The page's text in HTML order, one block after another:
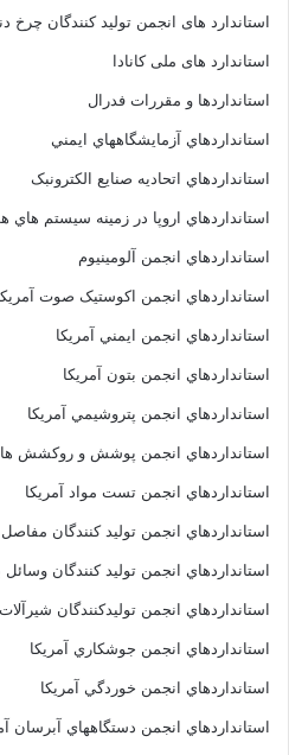
استاندارد های انجمن توليد کنندگان چرخ
استاندارد های ملی کانادا
استانداردها و مقررات فدرال
استانداردهاي آزمايشگاههاي ايمني
استانداردهاي اتحاديه صنايع الکترونبک
استانداردهاي اروپا در زمينه سيستم هاي
استانداردهاي انجمن آلومينيوم
استانداردهاي انجمن اکوستيک صوت
استانداردهاي انجمن ايمني آمريکا
استانداردهاي انجمن بتون آمريکا
استانداردهاي انجمن پتروشيمي آمريکا
استانداردهاي انجمن پوشش و روکشش
استانداردهاي انجمن تست مواد آمريکا
استانداردهاي انجمن توليد کنندگان
استانداردهاي انجمن توليد کنندگان
استانداردهاي انجمن توليدکنندگان
استانداردهاي انجمن جوشکاري آمريکا
استانداردهاي انجمن خوردگي آمريکا
استانداردهاي انجمن دستگاههاي آبرسان